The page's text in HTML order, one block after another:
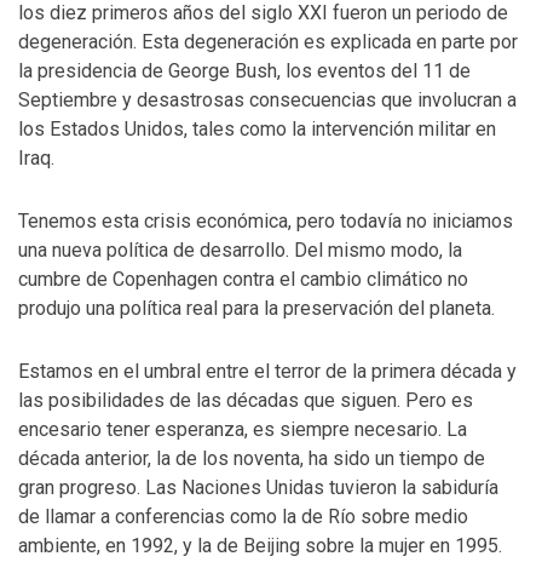
los diez primeros años del siglo XXI fueron un periodo de
degeneración. Esta degeneración es explicada en parte por
la presidencia de George Bush, los eventos del 11 de
Septiembre y desastrosas consecuencias que involucran a
los Estados Unidos, tales como la intervención militar en
Iraq.
Tenemos esta crisis económica, pero todavía no iniciamos
una nueva política de desarrollo. Del mismo modo, la
cumbre de Copenhagen contra el cambio climático no
produjo una política real para la preservación del planeta.
Estamos en el umbral entre el terror de la primera década y
las posibilidades de las décadas que siguen. Pero es
encesario tener esperanza, es siempre necesario. La
década anterior, la de los noventa, ha sido un tiempo de
gran progreso. Las Naciones Unidas tuvieron la sabiduría
de llamar a conferencias como la de Río sobre medio
ambiente, en 1992, y la de Beijing sobre la mujer en 1995.